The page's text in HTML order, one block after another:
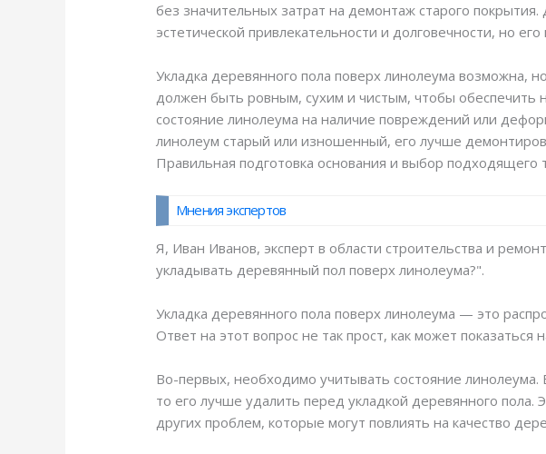
без значительных затрат на демонтаж старого
эстетической привлекательности и долговечности, но
Укладка деревянного пола поверх линолеума возможна,
должен быть ровным, сухим и чистым, чтобы
состояние линолеума на наличие повреждений или
линолеум старый или изношенный, его лучше
Правильная подготовка основания и выбор подходящего
Мнения экспертов
Я, Иван Иванов, эксперт в области строительства и
укладывать деревянный пол поверх линолеума?".
Укладка деревянного пола поверх линолеума — это
Ответ на этот вопрос не так прост, как может показаться
Во-первых, необходимо учитывать состояние
то его лучше удалить перед укладкой деревянного
других проблем, которые могут повлиять на качество